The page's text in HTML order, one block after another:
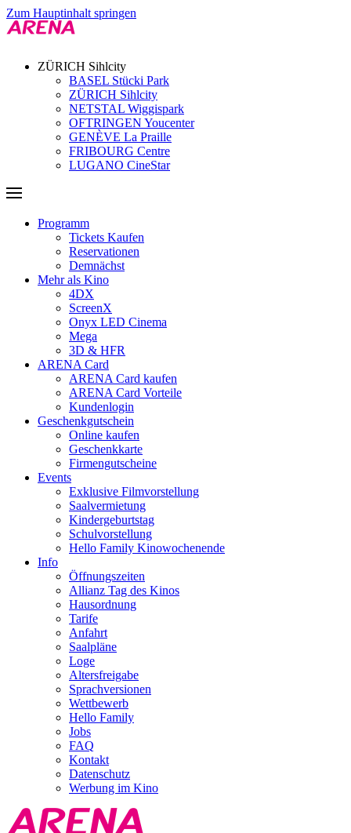
Zum Hauptinhalt springen
ZÜRICH Sihlcity
BASEL Stücki Park
ZÜRICH Sihlcity
NETSTAL Wiggispark
OFTRINGEN Youcenter
GENÈVE La Praille
FRIBOURG Centre
LUGANO CineStar
Programm
Tickets Kaufen
Reservationen
Demnächst
Mehr als Kino
4DX
ScreenX
Onyx LED Cinema
Mega
3D & HFR
ARENA Card
ARENA Card kaufen
ARENA Card Vorteile
Kundenlogin
Geschenkgutschein
Online kaufen
Geschenkkarte
Firmengutscheine
Events
Exklusive Filmvorstellung
Saalvermietung
Kindergeburtstag
Schulvorstellung
Hello Family Kinowochenende
Info
Öffnungszeiten
Allianz Tag des Kinos
Hausordnung
Tarife
Anfahrt
Saalpläne
Loge
Altersfreigabe
Sprachversionen
Wettbewerb
Hello Family
Jobs
FAQ
Kontakt
Datenschutz
Werbung im Kino